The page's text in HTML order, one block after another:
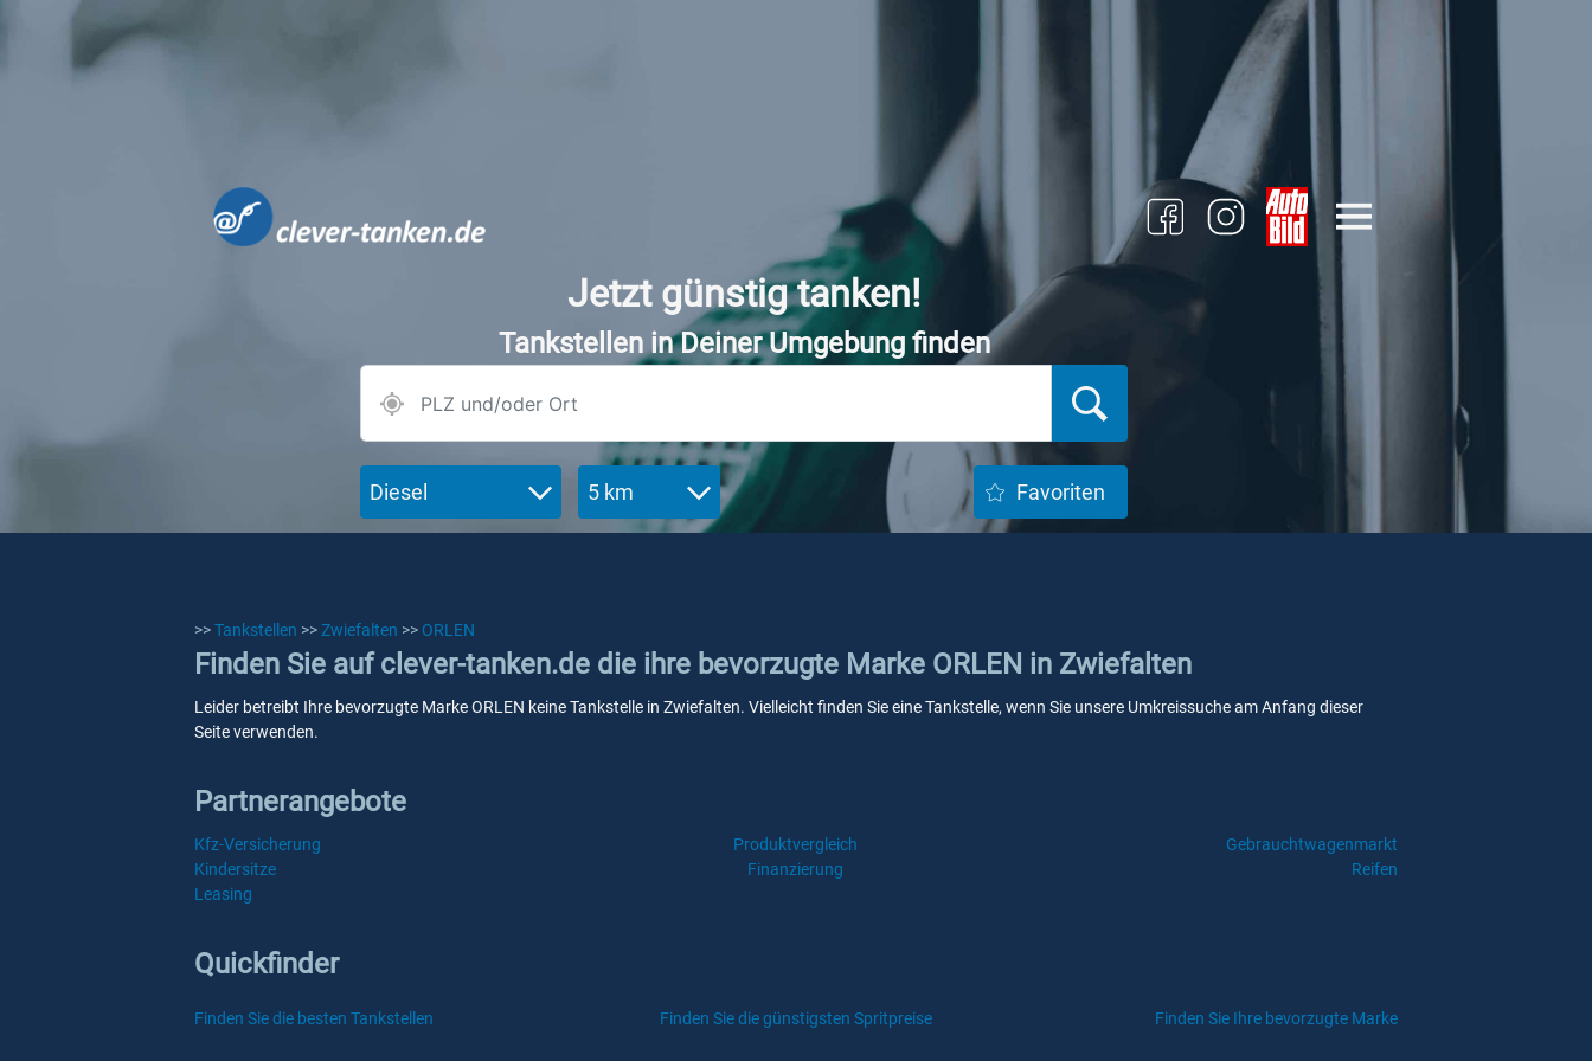
Jetzt günstig tanken!
Tankstellen in Deiner Umgebung finden
Diesel 5 km Favoriten
>>Tankstellen >>Zwiefalten >> ORLEN
Finden Sie auf clever-tanken.de die ihre bevorzugte Marke ORLEN in Zwiefalten
Leider betreibt Ihre bevorzugte Marke ORLEN keine Tankstelle in Zwiefalten. Vielleicht finden Sie eine Tankstelle, wenn Sie unsere Umkreissuche am Anfang dieser
Seite verwenden.
Partnerangebote
Kfz-Versicherung Produktvergleich
Gebrauchtwagenmarkt
Kindersitze
Finanzierung
Reifen
Leasing
Quickfinder
Finden Sie die besten Tankstellen Finden Sie die günstigsten Spritpreise Finden Sie Ihre bevorzugte Marke